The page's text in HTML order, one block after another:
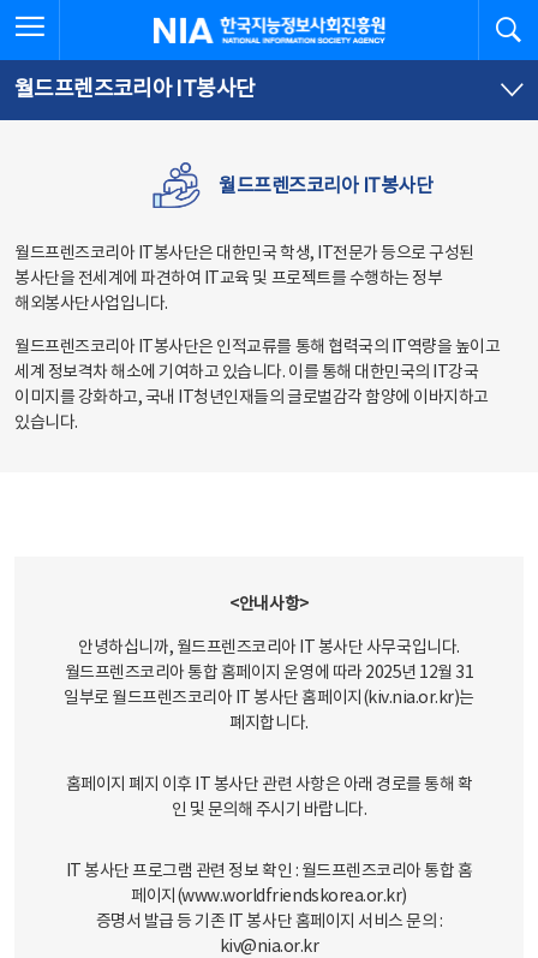
문
로
가
체
뉴
바
가
한국지능정보사회진흥원
월드프렌즈코리아 IT봉사단
월드프렌즈코리아 IT봉사단
월드프렌즈코리아 IT봉사단은 대한민국 학생, IT전문가 등으로 구성된
봉사단을 전세계에 파견하여 IT교육 및 프로젝트를 수행하는 정부
해외봉사단사업입니다.
월드프렌즈코리아 IT봉사단은 인적교류를 통해 협력국의 IT역량을 높이고
세계 정보격차 해소에 기여하고 있습니다. 이를 통해 대한민국의 IT강국
이미지를 강화하고, 국내 IT청년인재들의 글로벌감각 함양에 이바지하고
있습니다.
<안내사항>
안녕하십니까, 월드프렌즈코리아 IT 봉사단 사무국입니다.
월드프렌즈코리아 통합 홈페이지 운영에 따라 2025년 12월 31
일부로 월드프렌즈코리아 IT 봉사단 홈페이지(kiv.nia.or.kr)는
폐지합니다.
홈페이지 폐지 이후 IT 봉사단 관련 사항은 아래 경로를 통해 확
인 및 문의해 주시기 바랍니다.
IT 봉사단 프로그램 관련 정보 확인 : 월드프렌즈코리아 통합 홈
페이지(www.worldfriendskorea.or.kr)
증명서 발급 등 기존 IT 봉사단 홈페이지 서비스 문의 :
kiv@nia.or.kr